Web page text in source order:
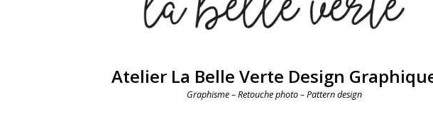
Atelier La Belle Verte Design
Graphisme – Retouche photo – Pattern design